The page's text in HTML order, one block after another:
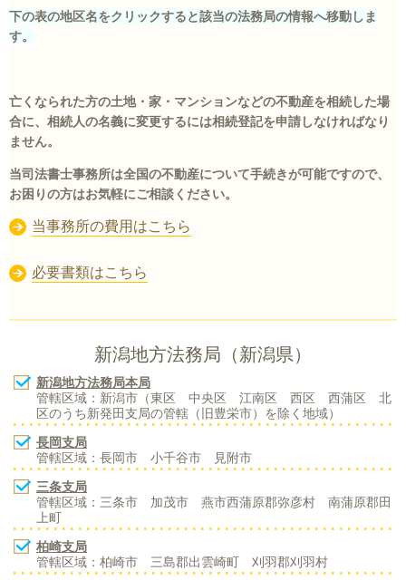
下の表の地区名をクリックすると該当の法務局の情報へ移動しま
す。
亡くなられた方の土地・家・マンションなどの不動産を相続した場
合に、相続人の名義に変更するには相続登記を申請しなければなり
ません。
当司法書士事務所は全国の不動産について手続きが可能ですので、
お困りの方はお気軽にご相談ください。
当事務所の費用はこちら
必要書類はこちら
新潟地方法務局（新潟県）
新潟地方法務局本局
管轄区域：新潟市（東区 中央区 江南区 西区 西蒲区 北
区のうち新発田支局の管轄（旧豊栄市）を除く地域）
長岡支局
管轄区域：長岡市 小千谷市 見附市
三条支局
管轄区域：三条市 加茂市 燕市西蒲原郡弥彦村 南蒲原郡田
上町
柏崎支局
管轄区域：柏崎市 三島郡出雲崎町 刈羽郡刈羽村